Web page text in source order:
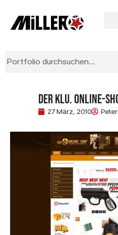
der KLU. Online-
27 März, 2010